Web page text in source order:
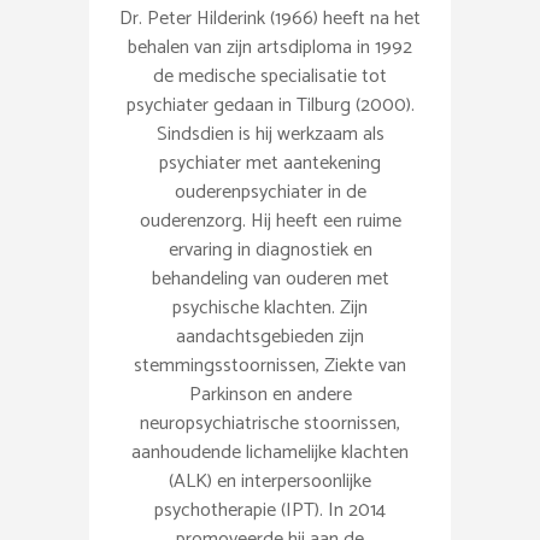
Dr. Peter Hilderink (1966) heeft na het
behalen van zijn artsdiploma in 1992
de medische specialisatie tot
psychiater gedaan in Tilburg (2000).
Sindsdien is hij werkzaam als
psychiater met aantekening
ouderenpsychiater in de
ouderenzorg. Hij heeft een ruime
ervaring in diagnostiek en
behandeling van ouderen met
psychische klachten. Zijn
aandachtsgebieden zijn
stemmingsstoornissen, Ziekte van
Parkinson en andere
neuropsychiatrische stoornissen,
aanhoudende lichamelijke klachten
(ALK) en interpersoonlijke
psychotherapie (IPT). In 2014